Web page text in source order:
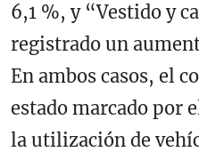
6,1 %, y “Vestido y
registrado un
En ambos casos, el
estado marcado por
la utilización de